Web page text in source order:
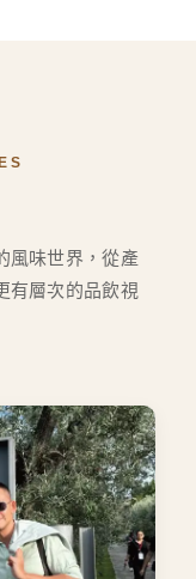
風味世界，從產
有層次的品飲視